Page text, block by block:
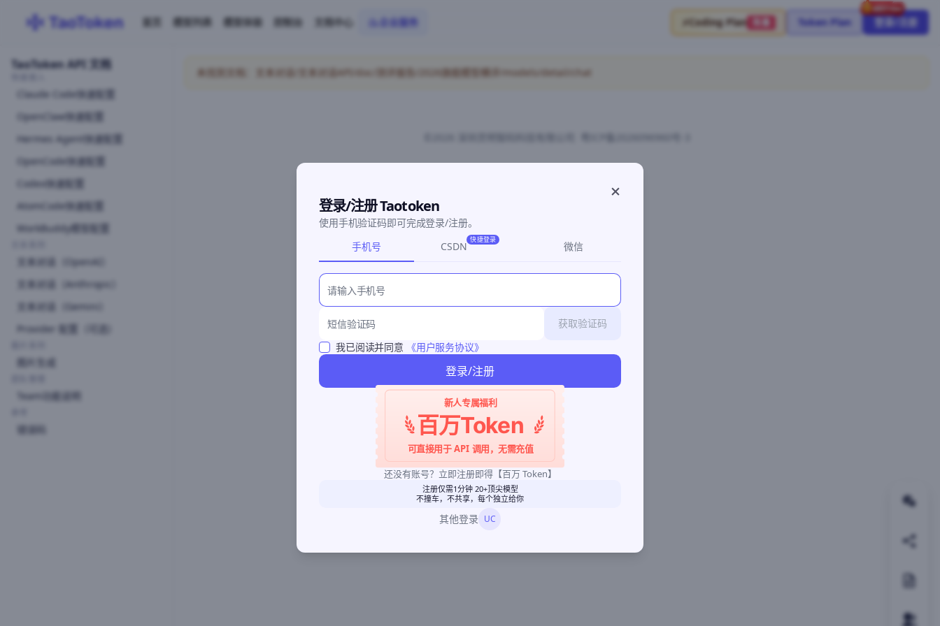
首页 模型列表 模型体验 控制台 文档中心 企业服务 ⚡Coding Plan Token Plan 登录/注册
TaoToken API 文档
Claude Code快速配置
OpenClaw快速配置
Hermes Agent快速配置
OpenCode快速配置
Codex快速配置
AtomCode快速配置
WorkBuddy模型配置
文本对话（OpenAI）
文本对话（Anthropic）
文本对话（Gemini）
Provider 配置（可选）
图片生成
Team功能说明
错误码
未找到文档：文本对话/文本对话API/doc/测评报告/2026旗舰模型横评/models/detail/chat
关注
邀请
登录/注册 Taotoken
使用手机验证码即可完成登录/注册。
手机号
CSDN
快捷登录
微信
获取验证码
我已阅读并同意
《用户服务协议》
登录/注册
新人专属福利
百万Token
可直接用于 API 调用，无需充值
还没有账号？立即注册即得【百万 Token】
注册仅需1分钟 20+顶尖模型
不撞车，不共享，每个独立给你
其他登录 UC